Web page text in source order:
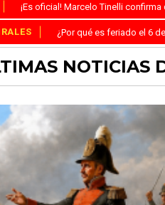
¡Es oficial! Marcelo Tinelli
¿Por qué es feriado el 6
NOTICIAS